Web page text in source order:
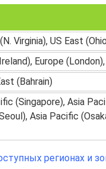
Virginia), US East
Europe
(Bahrain)
(Singapore), Asia
Asia Pacific
регионах и